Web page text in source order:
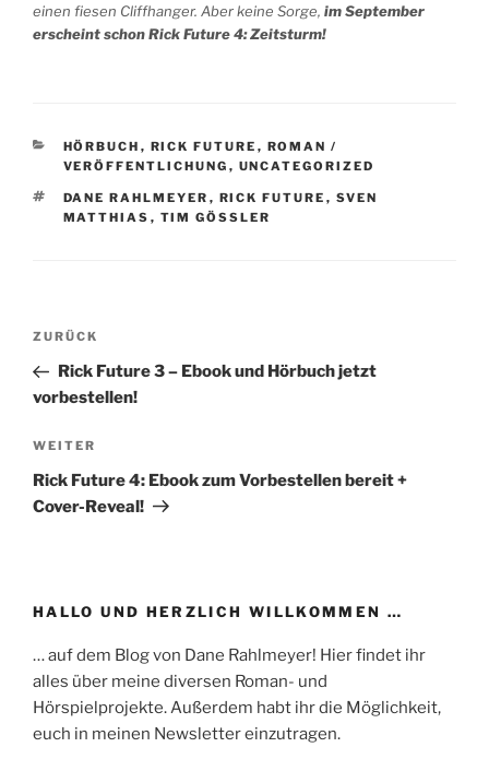
einen fiesen Cliffhanger. Aber keine Sorge, im September
erscheint schonRick Future 4: Zeitsturm!
KATEGORIEN
HÖRBUCH , RICK FUTURE , ROMAN /
VERÖFFENTLICHUNG , UNCATEGORIZED
SCHLAGWÖRTER
DANE RAHLMEYER , RICK FUTURE , SVEN
MATTHIAS , TIM GÖSSLER
Beitragsnavigation
Vorheriger
Beitrag
ZURÜCK
Rick Future 3 – Ebook und Hörbuch jetzt
vorbestellen!
Nächster
Beitrag
WEITER
Rick Future 4: Ebook zum Vorbestellen bereit +
Cover-Reveal!
HALLO UND HERZLICH WILLKOMMEN …
… auf dem Blog von Dane Rahlmeyer! Hier findet ihr
alles über meine diversen Roman- und
Hörspielprojekte. Außerdem habt ihr die Möglichkeit,
euch in meinen Newsletter einzutragen.